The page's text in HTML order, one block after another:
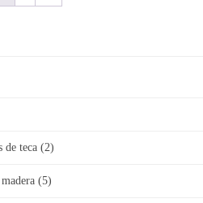
de teca (2)
(5)